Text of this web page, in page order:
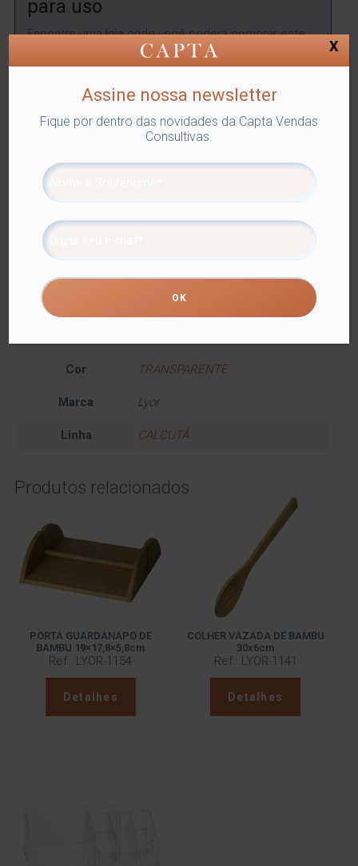
para uso
Encontre umalojaonde você poderá comprar este
Domésticas
Informação adicional
Cor TRANSPARENTE
Marca Lyor
Linha CALCUTÁ
Produtos relacionados
PORTA GUARDANAPO DE
BAMBU 19×17,8×5,8cm
Ref.: LYOR-1154
Detalhes
COLHER VAZADA DE BAMBU
30x6cm
Ref.: LYOR-1141
Detalhes
Assine nossa newsletter
Fique por dentro das novidades da Capta Vendas
Consultivas.
X